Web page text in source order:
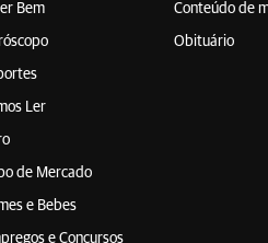
Bem
Ler
de Mercado
e Bebes
e Concursos
Conteúdo de
Obituário